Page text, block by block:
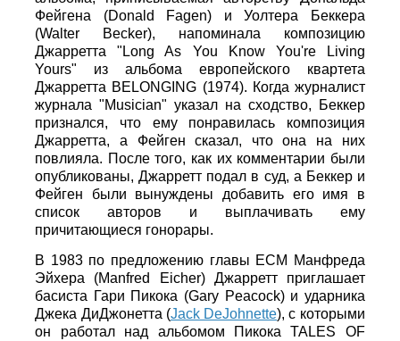
Фейгена (Donald Fagen) и Уолтера Беккера
(Walter Becker), напоминала композицию
Джарретта "Long As You Know You're Living
Yours" из альбома европейского квартета
Джарретта BELONGING (1974). Когда журналист
журнала "Musician" указал на сходство, Беккер
признался, что ему понравилась композиция
Джарретта, а Фейген сказал, что она на них
повлияла. После того, как их комментарии были
опубликованы, Джарретт подал в суд, а Беккер и
Фейген были вынуждены добавить его имя в
список авторов и выплачивать ему
причитающиеся гонорары.
В 1983 по предложению главы ECM Манфреда
Эйхера (Manfred Eicher) Джарретт приглашает
басиста Гари Пикока (Gary Peacock) и ударника
Джека ДиДжонетта (Jack DeJohnette), с которыми
он работал над альбомом Пикока TALES OF